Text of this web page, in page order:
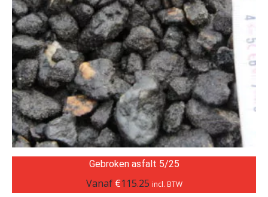
Gebroken asfalt 5/25
Vanaf €115.25 incl. BTW